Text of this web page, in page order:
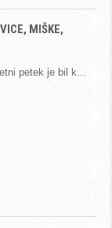
MIŠKE,
petek je bil k